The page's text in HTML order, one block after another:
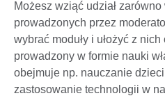
Możesz wziąć udział
prowadzonych przez
wybrać moduły i ułożyć z
prowadzony w formie nauki
obejmuje np. nauczanie
zastosowanie technologii w